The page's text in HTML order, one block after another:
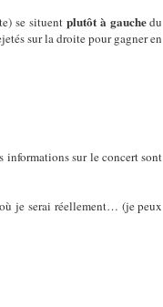
se situent plutôt à gauchedu
sur la droite pour gagner en
informations sur le concert sont
je serai réellement… (je peux